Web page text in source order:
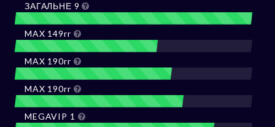
ЗАГАЛЬНЕ 9
MAX 149rr
MAX 190rr
MAX 190rr
MEGAVIP 1